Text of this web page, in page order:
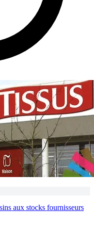
aux stocks fournisseurs